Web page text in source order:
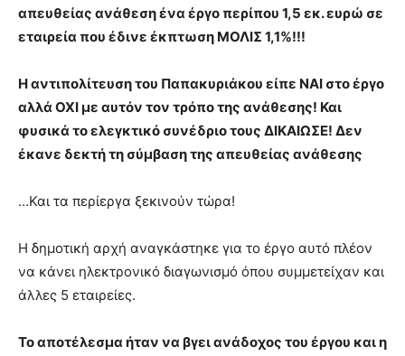
απευθείας ανάθεση ένα έργο περίπου 1,5 εκ. ευρώ σε
εταιρεία που έδινε έκπτωση ΜΟΛΙΣ 1,1%!!!
Η αντιπολίτευση του Παπακυριάκου είπε ΝΑΙ στο έργο
αλλά ΟΧΙ με αυτόν τον τρόπο της ανάθεσης! Και
φυσικά το ελεγκτικό συνέδριο τους ΔΙΚΑΙΩΣΕ! Δεν
έκανε δεκτή τη σύμβαση της απευθείας ανάθεσης
…Και τα περίεργα ξεκινούν τώρα!
Η δημοτική αρχή αναγκάστηκε για το έργο αυτό πλέον
να κάνει ηλεκτρονικό διαγωνισμό όπου συμμετείχαν και
άλλες 5 εταιρείες.
Το αποτέλεσμα ήταν να βγει ανάδοχος του έργου και η